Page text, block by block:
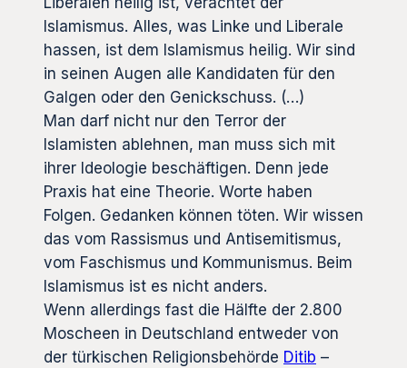
Islamismus. Alles, was Linke und Liberale
hassen, ist dem Islamismus heilig. Wir sind
in seinen Augen alle Kandidaten für den
Galgen oder den Genickschuss. (…)
Man darf nicht nur den Terror der
Islamisten ablehnen, man muss sich mit
ihrer Ideologie beschäftigen. Denn jede
Praxis hat eine Theorie. Worte haben
Folgen. Gedanken können töten. Wir wissen
das vom Rassismus und Antisemitismus,
vom Faschismus und Kommunismus. Beim
Islamismus ist es nicht anders.
Wenn allerdings fast die Hälfte der 2.800
Moscheen in Deutschland entweder von
der türkischen Religionsbehörde Ditib –